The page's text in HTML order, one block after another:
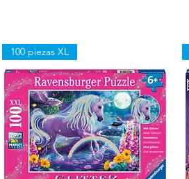
100 piezas XL